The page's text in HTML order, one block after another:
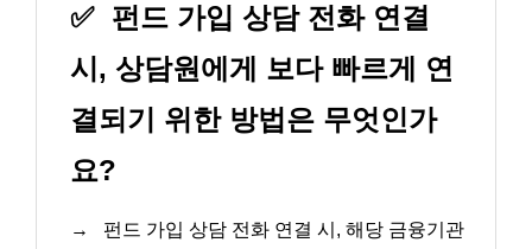
✅ 펀드 가입 상담 전화 연결
시, 상담원에게 보다 빠르게 연
결되기 위한 방법은 무엇인가
요?
→
펀드 가입 상담 전화 연결 시, 해당 금융기관